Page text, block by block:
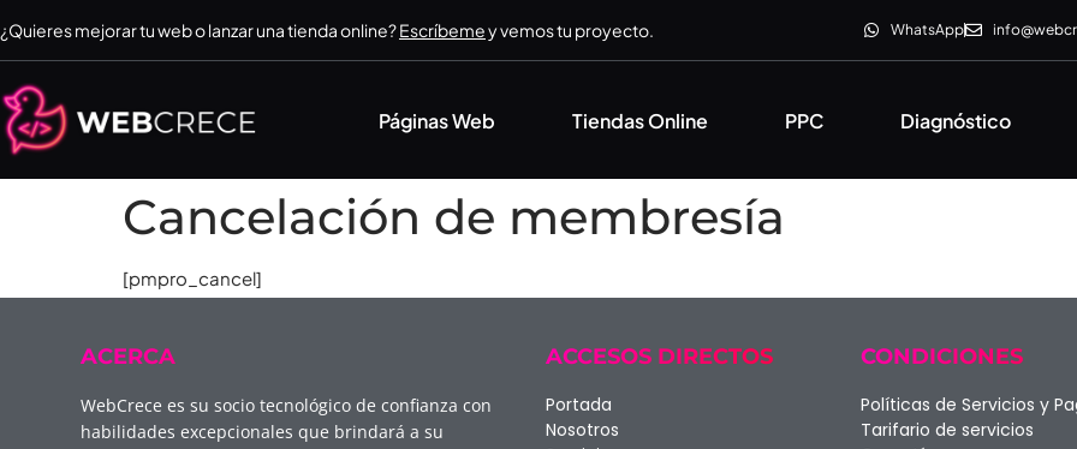
¿Quieres mejorar tu web o lanzar una tienda online?Escríbemey vemos tu proyecto. WhatsApp
Páginas Web Tiendas Online PPC Diagnóstico
Cancelación de membresía
[pmpro_cancel]
ACERCA
WebCrece es su socio tecnológico de confianza con
habilidades excepcionales que brindará a su
ACCESOS DIRECTOS
Portada
Nosotros
CONDICIONES
Políticas de Servicios y
Tarifario de servicios